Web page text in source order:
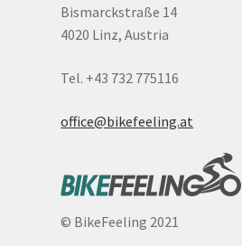
Bismarckstraße 14
4020 Linz, Austria
Tel. +43 732 775116
office@bikefeeling.at
© BikeFeeling 2021